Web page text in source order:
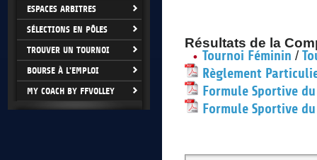
ESPACES ARBITRES
SÉLECTIONS EN PÔLES
TROUVER UN TOURNOI
BOURSE À L'EMPLOI
MY COACH BY FFVOLLEY
Résultats de la
Tournoi Féminin /
Règlement
Formule Sportive
Formule Sportive